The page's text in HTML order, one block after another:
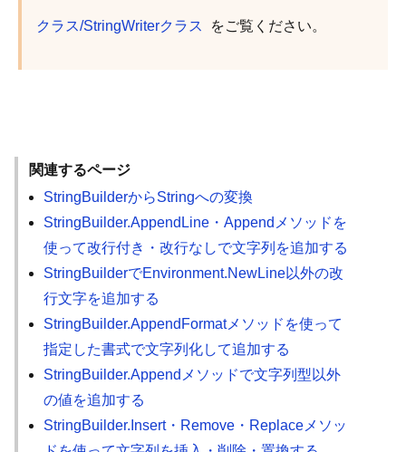
クラス/StringWriterクラス をご覧ください。
関連するページ
StringBuilderからStringへの変換
StringBuilder.AppendLine・Appendメソッドを
使って改行付き・改行なしで文字列を追加する
StringBuilderでEnvironment.NewLine以外の改
行文字を追加する
StringBuilder.AppendFormatメソッドを使って
指定した書式で文字列化して追加する
StringBuilder.Appendメソッドで文字列型以外
の値を追加する
StringBuilder.Insert・Remove・Replaceメソッ